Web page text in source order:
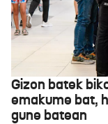
Gizon batek
emakume bat,
gune batean